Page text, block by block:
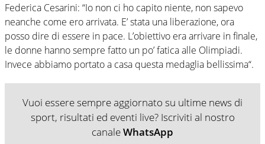
Federica Cesarini: “Io non ci ho capito niente, non sapevo
neanche come ero arrivata. E’ stata una liberazione, ora
posso dire di essere in pace. L’obiettivo era arrivare in finale,
le donne hanno sempre fatto un po’ fatica alle Olimpiadi.
Invece abbiamo portato a casa questa medaglia bellissima“.
Vuoi essere sempre aggiornato su ultime news di
sport, risultati ed eventi live? Iscriviti al nostro
canaleWhatsApp